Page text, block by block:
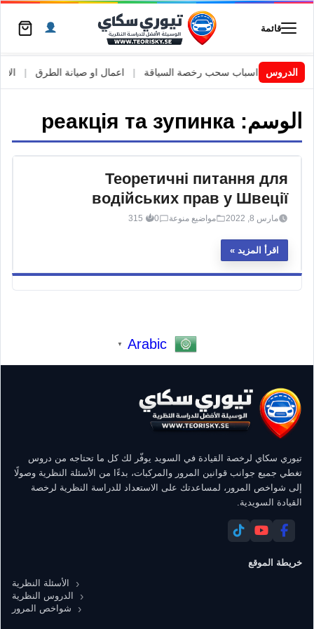
قائمة
الدروس
| اسباب سحب رخصة السياقة اعمال او صيانة الطرق
الوسم: реакція та зупинка
Теоретичні питання для
водійських прав у Швеції
مارس 8, 2022 مواضيع منوعة 0
315
اقرأ المزيد
Arabic
▼
تيوري سكاي لرخصة القيادة في السويد يوفّر لك كل ما تحتاجه من دروس
تغطي جميع جوانب قوانين المرور والمركبات، بدءًا من الأسئلة النظرية وصولًا
إلى شواخص المرور، لمساعدتك على الاستعداد للدراسة النظرية لرخصة
القيادة السويدية.
خريطة الموقع
الأسئلة النظرية
الدروس النظرية
شواخص المرور